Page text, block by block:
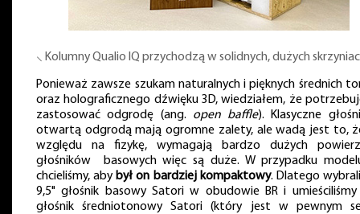
⸜ Kolumny Qualio IQ przychodzą w solidnych, dużych
Ponieważ zawsze szukam naturalnych i pięknych średnich
oraz holograficznego dźwięku 3D, wiedziałem, że
zastosować odgrodę (ang. open baffle). Klasyczne
otwartą odgrodą mają ogromne zalety, ale wadą jest to,
względu na fizykę, wymagają bardzo dużych
głośników basowych więc są duże. W przypadku
chcieliśmy, aby był on bardziej kompaktowy. Dlatego
9,5" głośnik basowy Satori w obudowie BR i umieściliśmy
głośnik średniotonowy Satori (który jest w pewnym